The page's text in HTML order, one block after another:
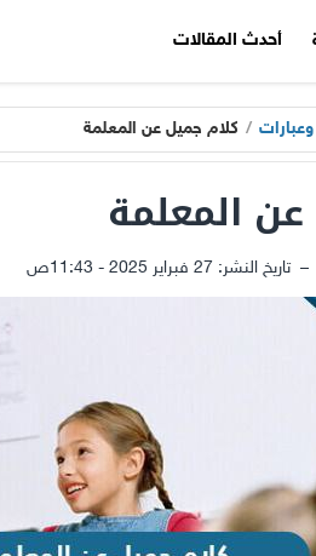
أحدث المقالات
/ كلام جميل عن المعلمة
المعلمة
– تاريخ النشر: 27 فبراير 2025 - 11:43ص